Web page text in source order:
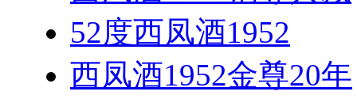
52度西凤酒1952
西凤酒1952金尊20年